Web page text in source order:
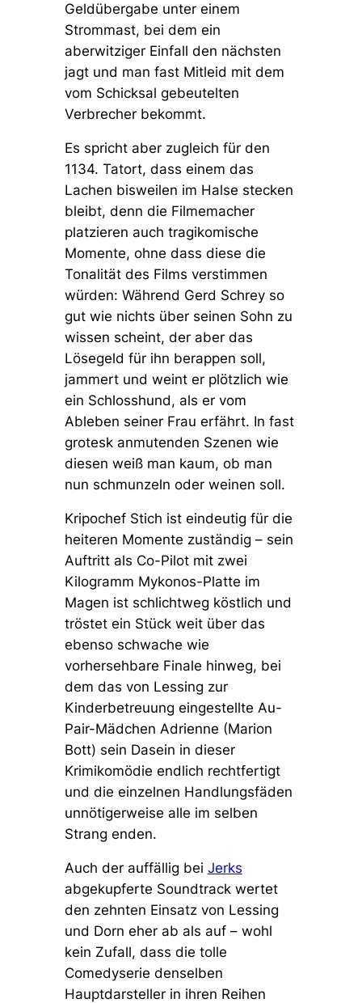
Geldübergabe unter einem
Strommast, bei dem ein
aberwitziger Einfall den nächsten
jagt und man fast Mitleid mit dem
vom Schicksal gebeutelten
Verbrecher bekommt.
Es spricht aber zugleich für den
1134. Tatort, dass einem das
Lachen bisweilen im Halse stecken
bleibt, denn die Filmemacher
platzieren auch tragikomische
Momente, ohne dass diese die
Tonalität des Films verstimmen
würden: Während Gerd Schrey so
gut wie nichts über seinen Sohn zu
wissen scheint, der aber das
Lösegeld für ihn berappen soll,
jammert und weint er plötzlich wie
ein Schlosshund, als er vom
Ableben seiner Frau erfährt. In fast
grotesk anmutenden Szenen wie
diesen weiß man kaum, ob man
nun schmunzeln oder weinen soll.
Kripochef Stich ist eindeutig für die
heiteren Momente zuständig – sein
Auftritt als Co-Pilot mit zwei
Kilogramm Mykonos-Platte im
Magen ist schlichtweg köstlich und
tröstet ein Stück weit über das
ebenso schwache wie
vorhersehbare Finale hinweg, bei
dem das von Lessing zur
Kinderbetreuung eingestellte Au-
Pair-Mädchen Adrienne (Marion
Bott) sein Dasein in dieser
Krimikomödie endlich rechtfertigt
und die einzelnen Handlungsfäden
unnötigerweise alle im selben
Strang enden.
Auch der auffällig bei Jerks
abgekupferte Soundtrack wertet
den zehnten Einsatz von Lessing
und Dorn eher ab als auf – wohl
kein Zufall, dass die tolle
Comedyserie denselben
Hauptdarsteller in ihren Reihen